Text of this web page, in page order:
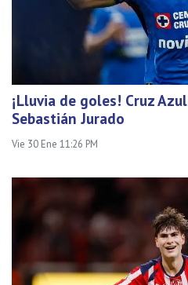
¡Lluvia de goles! Cruz
Sebastián Jurado
Vie 30 Ene 11:26 PM